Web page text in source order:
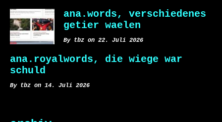
ana.words, verschiedenes
getier waelen
By tbz on 22. Juli 2026
ana.royalwords, die wiege war
schuld
By tbz on 14. Juli 2026